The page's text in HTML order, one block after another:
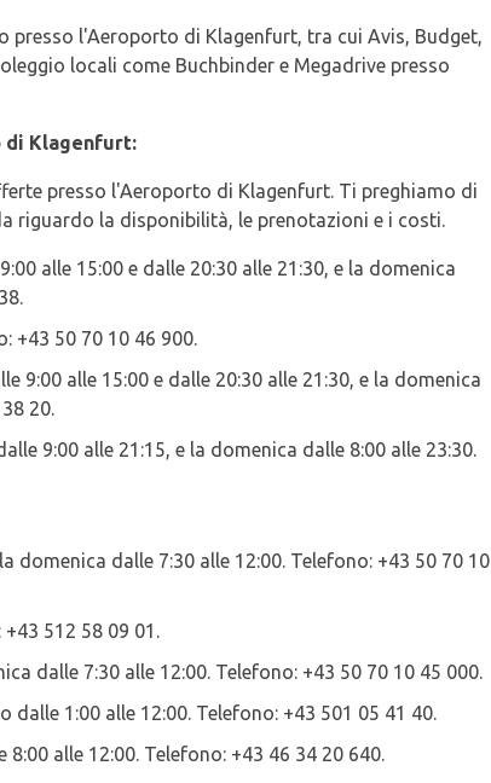
l'Aeroporto di Klagenfurt, tra cui Avis, Budget,
locali come Buchbinder e Megadrive presso
di Klagenfurt:
presso l'Aeroporto di Klagenfurt. Ti preghiamo di
riguardo la disponibilità, le prenotazioni e i costi.
alle 15:00 e dalle 20:30 alle 21:30, e la domenica
+43 50 70 10 46 900.
9:00 alle 15:00 e dalle 20:30 alle 21:30, e la domenica
20.
9:00 alle 21:15, e la domenica dalle 8:00 alle 23:30.
domenica dalle 7:30 alle 12:00. Telefono: +43 50 70 10
512 58 09 01.
dalle 7:30 alle 12:00. Telefono: +43 50 70 10 45 000.
1:00 alle 12:00. Telefono: +43 501 05 41 40.
alle 12:00. Telefono: +43 46 34 20 640.